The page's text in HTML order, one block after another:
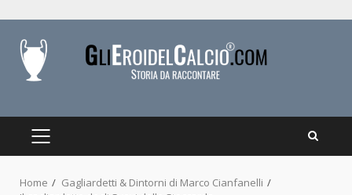
content
PRIMARY
Home
Gagliardetti & Dintorni di Marco Cianfanelli